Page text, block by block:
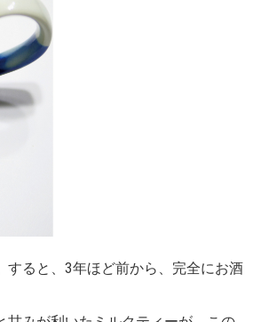
すると、3年ほど前から、完全にお酒